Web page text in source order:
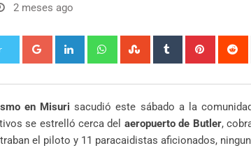
2 meses ago
Google+ LinkedIn WhatsappStumbleUpon
Tumblr Pinterest
en Misuri sacudió este sábado a la
se estrelló cerca del aeropuerto de Butler,
el piloto y 11 paracaidistas aficionados,